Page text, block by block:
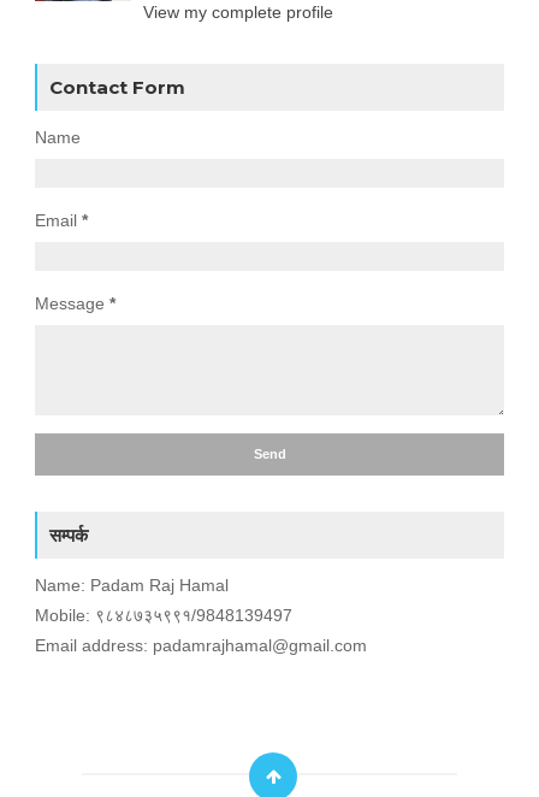
View my complete profile
Contact Form
Name
Email *
Message *
सम्पर्क
Name: Padam Raj Hamal
Mobile: ९८४८७३५९९१/9848139497
Email address: padamrajhamal@gmail.com